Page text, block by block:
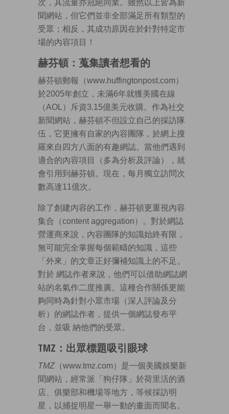
次，其流量亦冠絕同業。雖然以上皆為新
聞網站，但它們並非全部滿足所有類型的
受眾；相反，其成功原因在於針對特定市
場的內容項目！
赫芬頓：蒐集讀者想看的
赫芬頓郵報（www.huffingtonpost.com）
於2005年創立，未滿6年就獲美國在線
（AOL）斥資3.15億美元收購。作為社交
新聞網站，赫芬頓不但設立自己的採訪隊
伍，它更擁有自家的內容團隊，於網上搜
羅來自四方八面的有趣網誌。當他們遇到
適合的內容項目（多為分析及評論），就
會引用到赫芬頓。現在，每月獨立訪問次
數高達11億次。
除了創建內容的工作，赫芬頓更重視內容
集合（content aggregation）。對於網誌
營運商來說，內容團隊的知識始終有限，
無可能完全掌握每個範疇的知識，這些
「外來」的文章正好彌補知識上的不足。
對於 網誌作者來說，他們可以借助網誌網
站的名氣作二度推廣。這種合作關係更能
夠同時為針對小眾市場（深人評論及分
析）的網誌作者，提供一個網誌發布平
台，並吸 納他們的受眾。
TMZ：出眾標題吸引眼球
TMZ （www.tmz.com）是一個美國娛樂新
聞網站，經常派「狗仔隊」於荷里活的酒
店、俱樂部和機場等地方，等候採訪明
星，以捕捉明星一舉一動的畫面而聞名。